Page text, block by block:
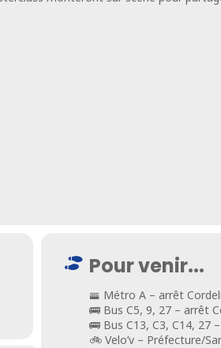
Pour venir...
🚟 Métro A – arrêt
🚌 Bus C5, 9, 27 – arrêt
🚌 Bus C13, C3, C14, 27
🚲 Velo’v – Préfecture/